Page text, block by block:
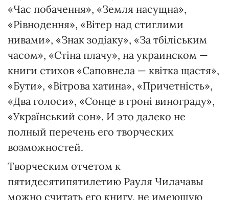
«Час побачення», «Земля насущна»,
«Рівнодення», «Вітер над стиглими
нивами», «Знак зодіаку», «За тбіліським
часом», «Стіна плачу», на украинском —
книги стихов «Саповнела — квітка щастя»,
«Бути», «Вітрова хатина», «Причетність»,
«Два голоси», «Сонце в гроні винограду»,
«Український сон». И это далеко не
полный перечень его творческих
возможностей.
Творческим отчетом к
пятидесятипятилетию Рауля Чилачавы
можно считать его книгу, не имеющую